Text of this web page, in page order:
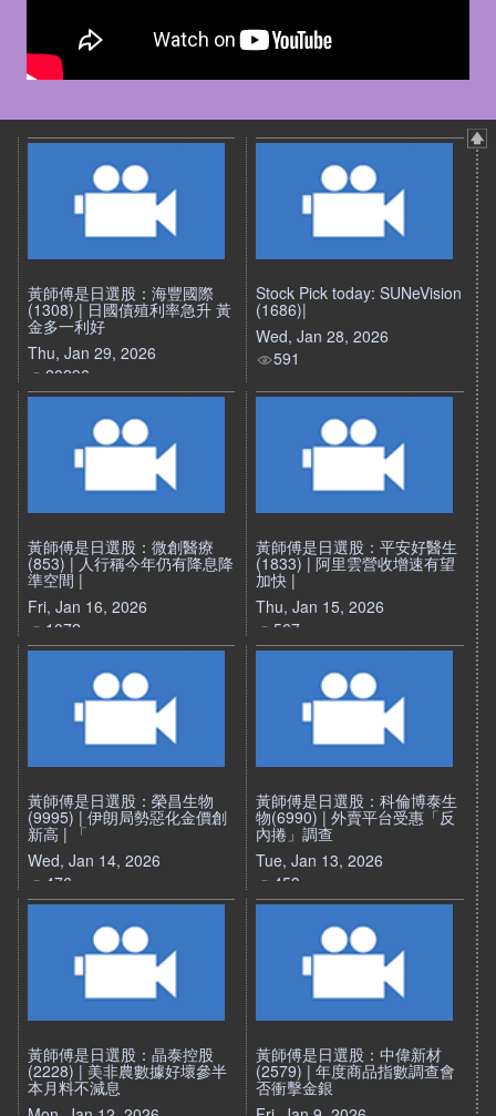
黃師傅是日選股：海豐國際
(1308) | 日國債殖利率急升 黃
金多一利好
Thu, Jan 29, 2026
20296
Stock Pick today: SUNeVision
(1686)|
Wed, Jan 28, 2026
591
黃師傅是日選股：微創醫療
(853) | 人行稱今年仍有降息降
準空間 |
Fri, Jan 16, 2026
1072
黃師傅是日選股：平安好醫生
(1833) | 阿里雲營收增速有望
加快 |
Thu, Jan 15, 2026
567
黃師傅是日選股：榮昌生物
(9995) | 伊朗局勢惡化金價創
新高 | 「
Wed, Jan 14, 2026
476
黃師傅是日選股：科倫博泰生
物(6990) | 外賣平台受惠「反
內捲」調查
Tue, Jan 13, 2026
453
黃師傅是日選股：晶泰控股
(2228) | 美非農數據好壞參半
本月料不減息
黃師傅是日選股：中偉新材
(2579) | 年度商品指數調查會
否衝擊金銀